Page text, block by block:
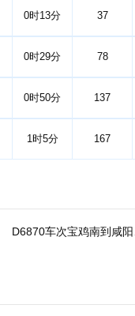
0时13分 37
0时29分 78
0时50分 137
1时5分 167